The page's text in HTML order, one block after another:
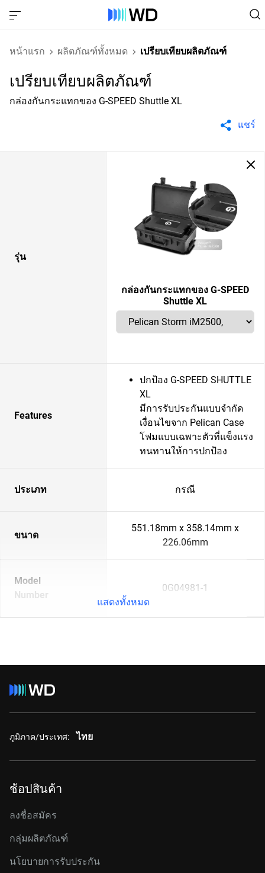
หน้าแรก ผลิตภัณฑ์ทั้งหมด เปรียบเทียบผลิตภัณฑ์
เปรียบเทียบผลิตภัณฑ์
กล่องกันกระแทกของ G-SPEED Shuttle XL
แชร์
รุ่น
กล่องกันกระแทกของ G-SPEED
Shuttle XL
Features
ปกป้อง G-SPEED SHUTTLE
XL
มีการรับประกันแบบจำกัด
เงื่อนไขจาก Pelican Case
โฟมแบบเฉพาะตัวที่แข็งแรง
ทนทานให้การปกป้อง
ประเภท กรณี
ขนาด
551.18mm x 358.14mm x
226.06mm
Model
Number
0G04981-1
แสดงทั้งหมด
ภูมิภาค/ประเทศ: ไทย
ช้อปสินค้า
ลงชื่อสมัคร
กลุ่มผลิตภัณฑ์
นโยบายการรับประกัน